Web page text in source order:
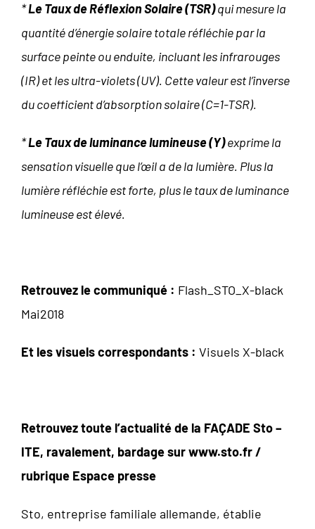
*Le Taux de Réflexion Solaire (TSR)qui mesure la
quantité d’énergie solaire totale réfléchie par la
surface peinte ou enduite, incluant les infrarouges
(IR) et les ultra-violets (UV). Cette valeur est l’inverse
du coefficient d’absorption solaire (C=1-TSR).
*Le Taux de luminance lumineuse (Y)exprime la
sensation visuelle que l’œil a de la lumière. Plus la
lumière réfléchie est forte, plus le taux de luminance
lumineuse est élevé.
Retrouvez le communiqué : Flash_STO_X-black
Mai2018
Et les visuels correspondants : Visuels X-black
Retrouvez toute l’actualité de la FAÇADE Sto –
ITE, ravalement, bardage sur www.sto.fr /
rubrique Espace presse
Sto, entreprise familiale allemande, établie